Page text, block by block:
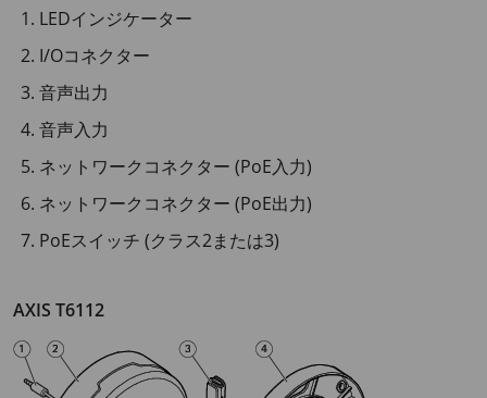
LEDインジケーター
I/Oコネクター
音声出力
音声入力
ネットワークコネクター (PoE入力)
ネットワークコネクター (PoE出力)
PoEスイッチ (クラス2または3)
AXIS T6112